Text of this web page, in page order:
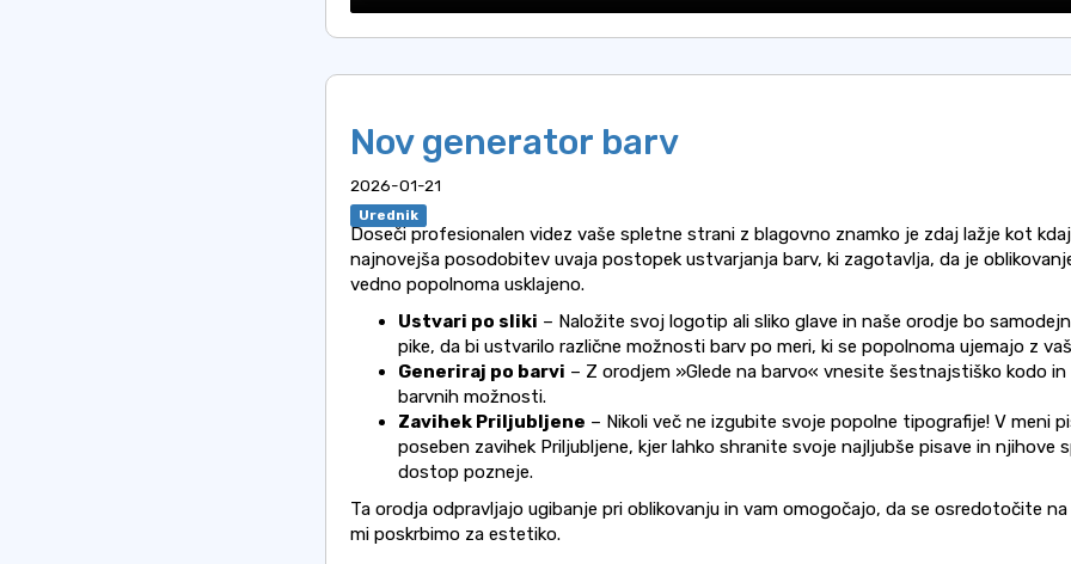
Nov generator barv
2026-01-21
Urednik
Doseči profesionalen videz vaše spletne strani z blagovno znamko je zdaj lažje kot kdaj
najnovejša posodobitev uvaja postopek ustvarjanja barv, ki zagotavlja, da je
vedno popolnoma usklajeno.
Ustvari po sliki – Naložite svoj logotip ali sliko glave in naše orodje bo
pike, da bi ustvarilo različne možnosti barv po meri, ki se popolnoma ujemajo z
Generiraj po barvi – Z orodjem »Glede na barvo« vnesite šestnajstiško kodo
barvnih možnosti.
Zavihek Priljubljene – Nikoli več ne izgubite svoje popolne tipografije! V meni
poseben zavihek Priljubljene, kjer lahko shranite svoje najljubše pisave in njihove
dostop pozneje.
Ta orodja odpravljajo ugibanje pri oblikovanju in vam omogočajo, da se osredotočite
mi poskrbimo za estetiko.